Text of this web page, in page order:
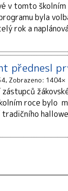
v tomto
byla
rok a
přednesl
Zobrazeno: 1404×
roce bylo